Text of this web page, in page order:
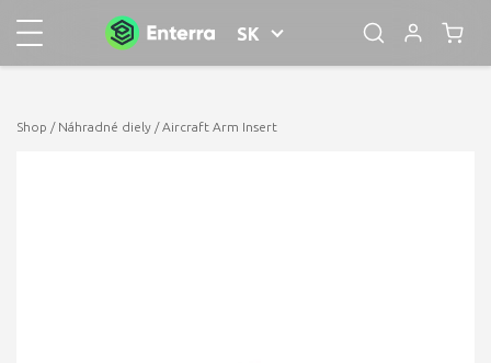
SK
Shop / Náhradné diely / Aircraft Arm Insert